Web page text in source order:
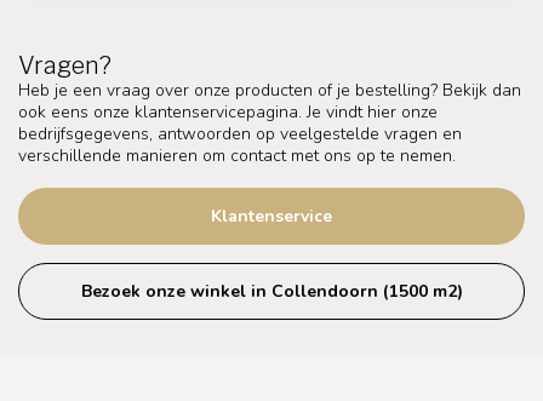
Vragen?
Heb je een vraag over onze producten of je bestelling? Bekijk dan
ook eens onze klantenservicepagina. Je vindt hier onze
bedrijfsgegevens, antwoorden op veelgestelde vragen en
verschillende manieren om contact met ons op te nemen.
Klantenservice
Bezoek onze winkel in Collendoorn (1500 m2)